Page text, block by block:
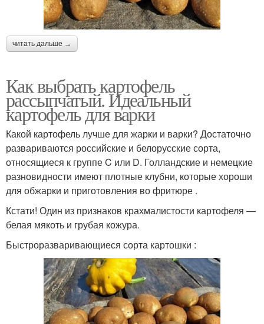
читать дальше →
Как выбрать картофель
рассыпчатый. Идеальный
картофель для варки
Какой картофель лучше для жарки и варки? Достаточно
развариваются российские и белорусские сорта,
относящиеся к группе C или D. Голландские и немецкие
разновидности имеют плотные клубни, которые хороши
для обжарки и приготовления во фритюре .
Кстати! Один из признаков крахмалистости картофеля —
белая мякоть и грубая кожура.
Быстроразваривающиеся сорта картошки :